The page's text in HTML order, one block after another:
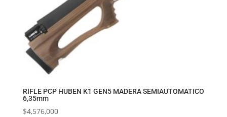
RIFLE PCP HUBEN K1 GEN5 MADERA SEMIAUTOMATICO
6,35mm
$4,576,000